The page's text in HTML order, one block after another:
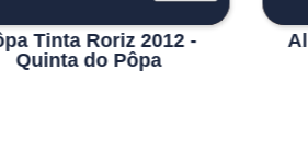
Tinta Roriz 2012 -
Quinta do Pôpa